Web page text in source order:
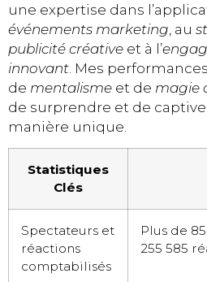
une expertise dans
événements marketing , au
publicité créative et à l’
innovant . Mes
de mentalisme et de magie
de surprendre et de
manière unique.
Statistiques
Clés
Spectateurs et
réactions
comptabilisés
Plus de
255 585